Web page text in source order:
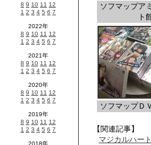
ソフマップア
ト
ソフマップＤ
【関連記事】
マジカルハー